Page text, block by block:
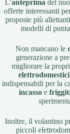
L’anteprima del
offerte interessanti
proposte più
modelli di
Non mancano le
generazione a
migliorare la
indispensabili per la
incasso e
Inoltre, il volantino
piccoli